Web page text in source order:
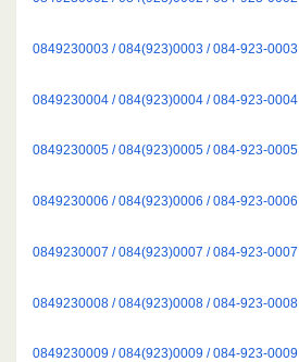
0849230003 / 084(923)0003 / 084-923-0003
0849230004 / 084(923)0004 / 084-923-0004
0849230005 / 084(923)0005 / 084-923-0005
0849230006 / 084(923)0006 / 084-923-0006
0849230007 / 084(923)0007 / 084-923-0007
0849230008 / 084(923)0008 / 084-923-0008
0849230009 / 084(923)0009 / 084-923-0009